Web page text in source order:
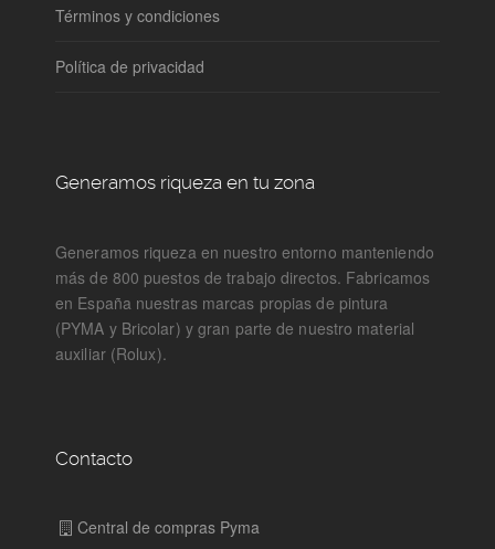
Términos y condiciones
Política de privacidad
Generamos riqueza en tu zona
Generamos riqueza en nuestro entorno manteniendo
más de 800 puestos de trabajo directos. Fabricamos
en España nuestras marcas propias de pintura
(PYMA y Bricolar) y gran parte de nuestro material
auxiliar (Rolux).
Contacto
Central de compras Pyma